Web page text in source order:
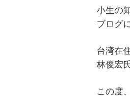
小生の
ブログ
台湾在
林俊宏
この度、